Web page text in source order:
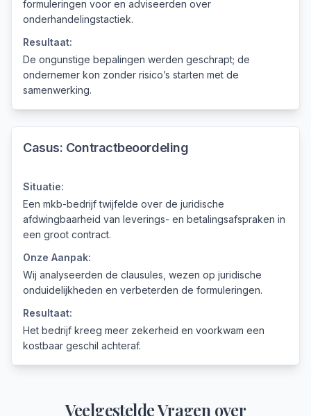
formuleringen voor en adviseerden over
onderhandelingstactiek.
Resultaat:
De ongunstige bepalingen werden geschrapt; de
ondernemer kon zonder risico’s starten met de
samenwerking.
Casus: Contractbeoordeling
Situatie:
Een mkb-bedrijf twijfelde over de juridische
afdwingbaarheid van leverings- en betalingsafspraken in
een groot contract.
Onze Aanpak:
Wij analyseerden de clausules, wezen op juridische
onduidelijkheden en verbeterden de formuleringen.
Resultaat:
Het bedrijf kreeg meer zekerheid en voorkwam een
kostbaar geschil achteraf.
Veelgestelde Vragen over